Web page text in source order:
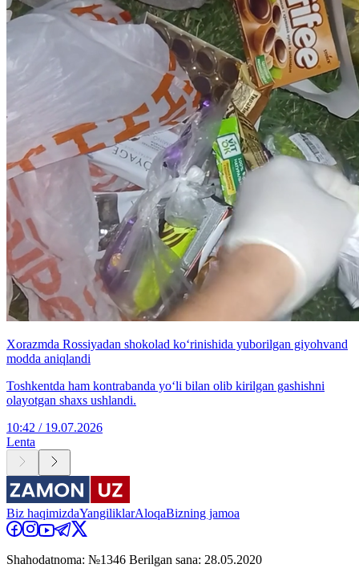
Xorazmda Rossiyadan shokolad ko‘rinishida yuborilgan giyohvand
modda aniqlandi
Toshkentda ham kontrabanda yo‘li bilan olib kirilgan gashishni
olayotgan shaxs ushlandi.
10:42 / 19.07.2026
Lenta
Biz haqimizdaYangiliklarAloqaBizning jamoa
Shahodatnoma: №1346 Berilgan sana: 28.05.2020